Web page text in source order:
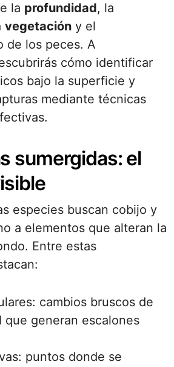
la profundidad, la
vegetación y el
de los peces. A
cómo identificar
bajo la superficie y
mediante técnicas
sumergidas: el
especies buscan cobijo y
a elementos que alteran la
Entre estas
cambios bruscos de
que generan escalones
puntos donde se